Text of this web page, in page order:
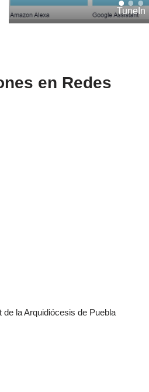
TuneIn
en Redes
la Arquidiócesis de Puebla